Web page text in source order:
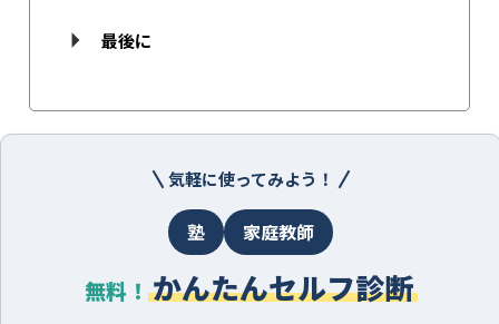
最後に
気軽に使ってみよう！
塾 家庭教師
無料！ かんたんセルフ診断